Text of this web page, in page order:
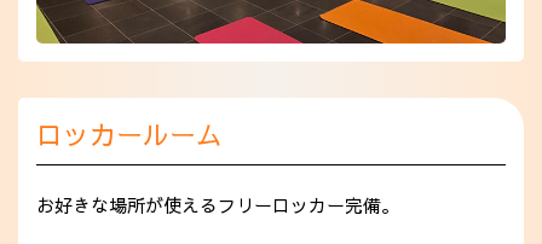
ロッカールーム
お好きな場所が使えるフリーロッカー完備。